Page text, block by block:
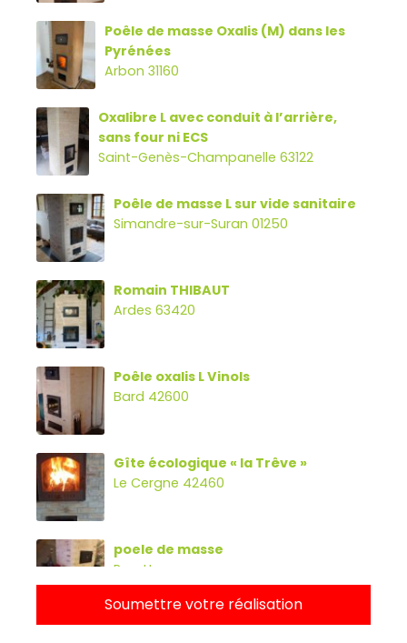
Poêle de masse Oxalis (M) dans les
Pyrénées
Arbon 31160
Oxalibre L avec conduit à l’arrière,
sans four ni ECS
Saint-Genès-Champanelle 63122
Poêle de masse L sur vide sanitaire
Simandre-sur-Suran 01250
Romain THIBAUT
Ardes 63420
Poêle oxalis L Vinols
Bard 42600
Gîte écologique « la Trêve »
Le Cergne 42460
poele de masse
Parette
Soumettre votre réalisation